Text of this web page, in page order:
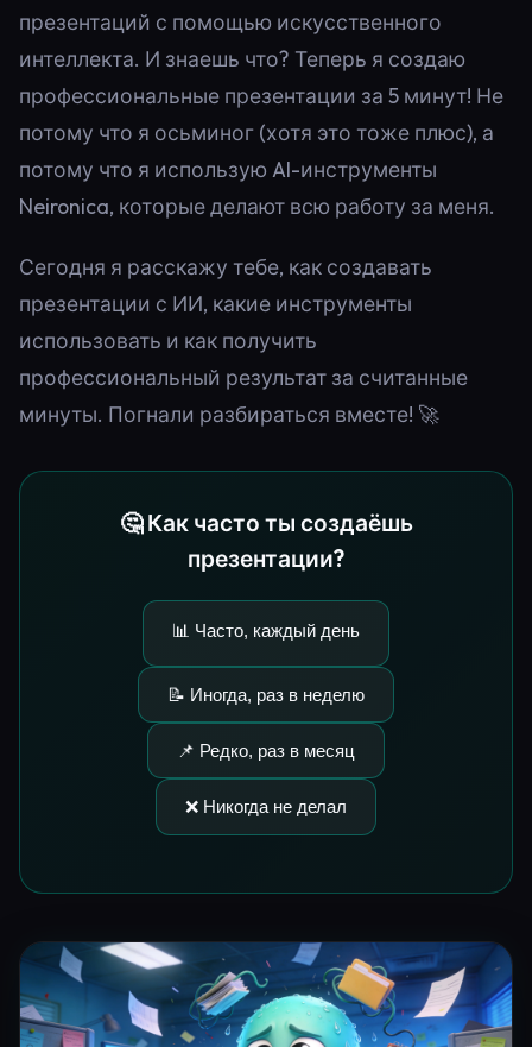
презентаций с помощью искусственного
интеллекта. И знаешь что? Теперь я создаю
профессиональные презентации за 5 минут! Не
потому что я осьминог (хотя это тоже плюс), а
потому что я использую AI-инструменты
Neironica, которые делают всю работу за меня.
Сегодня я расскажу тебе, как создавать
презентации с ИИ, какие инструменты
использовать и как получить
профессиональный результат за считанные
минуты. Погнали разбираться вместе! 🚀
🤔 Как часто ты создаёшь
презентации?
📊 Часто, каждый день
📝 Иногда, раз в неделю
📌 Редко, раз в месяц
❌ Никогда не делал